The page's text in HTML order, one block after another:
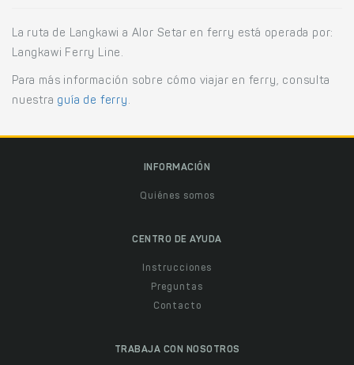
La ruta de Langkawi a Alor Setar en ferry está operada por:
Langkawi Ferry Line.
Para más información sobre cómo viajar en ferry, consulta
nuestra guía de ferry .
INFORMACIÓN
Quiénes somos
CENTRO DE AYUDA
Instrucciones
Preguntas
Contacto
TRABAJA CON NOSOTROS